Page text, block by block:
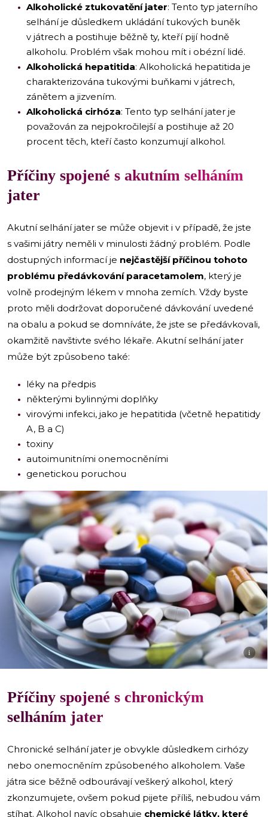
Alkoholické ztukovatění jater: Tento typ jaterního
selhání je důsledkem ukládání tukových buněk
v játrech a postihuje běžně ty, kteří pijí hodně
alkoholu. Problém však mohou mít i obézní lidé.
Alkoholická hepatitida: Alkoholická hepatitida je
charakterizována tukovými buňkami v játrech,
zánětem a jizvením.
Alkoholická cirhóza: Tento typ selhání jater je
považován za nejpokročilejší a postihuje až 20
procent těch, kteří často konzumují alkohol.
Příčiny spojené s akutním selháním
jater
Akutní selhání jater se může objevit i v případě, že jste
s vašimi játry neměli v minulosti žádný problém. Podle
dostupných informací je nejčastější příčinou tohoto
problému předávkování paracetamolem, který je
volně prodejným lékem v mnoha zemích. Vždy byste
proto měli dodržovat doporučené dávkování uvedené
na obalu a pokud se domníváte, že jste se předávkovali,
okamžitě navštivte svého lékaře. Akutní selhání jater
může být způsobeno také:
léky na předpis
některými bylinnými doplňky
virovými infekci, jako je hepatitida (včetně hepatitidy
A, B a C)
toxiny
autoimunitními onemocněními
genetickou poruchou
i
Příčiny spojené s chronickým
selháním jater
Chronické selhání jater je obvykle důsledkem cirhózy
nebo onemocněním způsobeného alkoholem. Vaše
játra sice běžně odbourávají veškerý alkohol, který
zkonzumujete, ovšem pokud pijete příliš, nebudou vám
stíhat. Alkohol navíc obsahuje chemické látky, které